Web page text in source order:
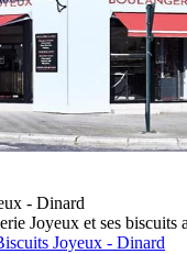
- Dinard
Joyeux et ses biscuits
Joyeux - Dinard